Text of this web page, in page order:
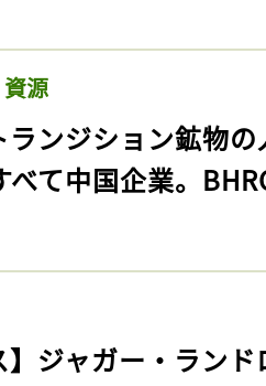
源
ランジション鉱物
べて中国企業。
】ジャガー・ラン